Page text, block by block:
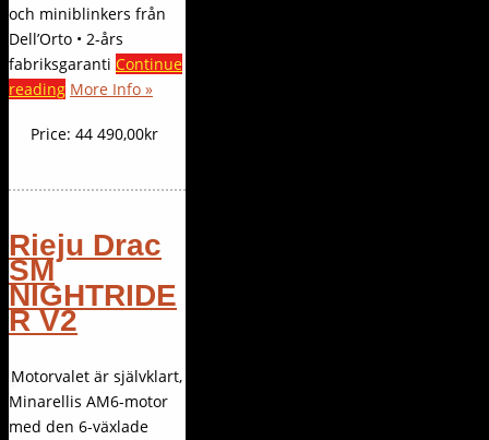
och miniblinkers från
Dell’Orto • 2-års
fabriksgaranti Continue
reading More Info »
Price: 44 490,00kr
Rieju Drac
SM
NIGHTRIDE
R V2
Motorvalet är självklart,
Minarellis AM6-motor
med den 6-växlade